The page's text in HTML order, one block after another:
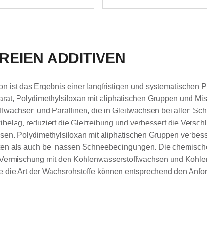
ADDITIVEN
ist das Ergebnis einer langfristigen und systematischen
Polydimethylsiloxan mit aliphatischen Gruppen und
und Paraffinen, die in Gleitwachsen bei allen
reduziert die Gleitreibung und verbessert die
Polydimethylsiloxan mit aliphatischen Gruppen
als auch bei nassen Schneebedingungen. Die
mit den Kohlenwasserstoffwachsen und
die Art der Wachsrohstoffe können entsprechend den